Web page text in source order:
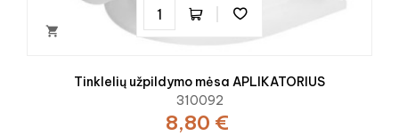

Tinklelių užpildymo mėsa APLIKATORIUS
310092
8,80 €